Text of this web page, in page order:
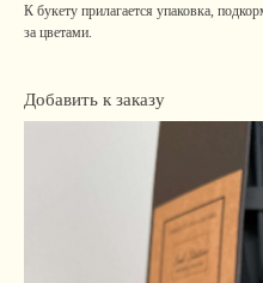
К букету прилагается упаковка,
за цветами.
Добавить к заказу